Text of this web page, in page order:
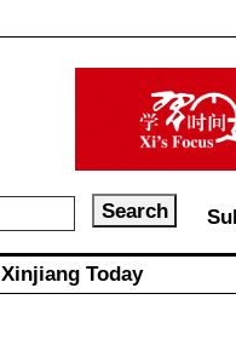
Xinjiang Today